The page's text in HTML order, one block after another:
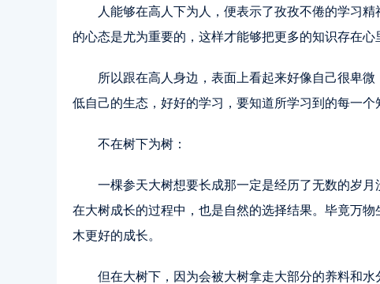
人能够在高人下为人，便表示了孜孜不倦的学习
的心态是尤为重要的，这样才能够把更多的知识存在心
所以跟在高人身边，表面上看起来好像自己很卑
低自己的生态，好好的学习，要知道所学习到的每一个
不在树下为树：
一棵参天大树想要长成那一定是经历了无数的岁
在大树成长的过程中，也是自然的选择结果。毕竟万
木更好的成长。
但在大树下，因为会被大树拿走大部分的养料和